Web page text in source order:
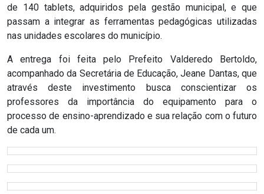
ARTIGO
ASSEMBLEIA
DO
RN
ASSEMBLEIA
E
VOCÊ
de 140 tablets, adquiridos pela gestão municipal, e que
passam a integrar as ferramentas pedagógicas utilizadas
nas unidades escolares do município.
A entrega foi feita pelo Prefeito Valderedo Bertoldo,
acompanhado da Secretária de Educação, Jeane Dantas, que
através deste investimento busca conscientizar os
professores da importância do equipamento para o
processo de ensino-aprendizado e sua relação com o futuro
de cada um.